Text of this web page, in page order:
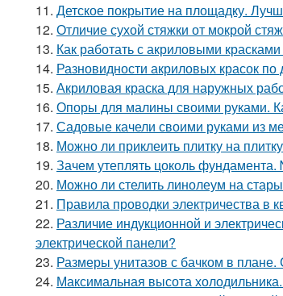
11. Детское покрытие на площадку.
12. Отличие сухой стяжки от мокрой
13. Как работать с акриловыми
14. Разновидности акриловых красок
15. Акриловая краска для наружных
16. Опоры для малины своими руками.
17. Садовые качели своими руками из
18. Можно ли приклеить плитку на
19. Зачем утеплять цоколь
20. Можно ли стелить линолеум на
21. Правила проводки электричества в
22. Различие индукционной и
электрической панели?
23. Размеры унитазов с бачком в
24. Максимальная высота